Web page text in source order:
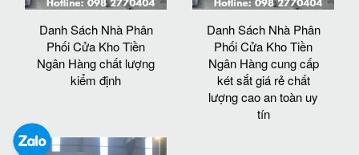
Danh Sách Nhà Phân
Phối Cửa Kho Tiền
Ngân Hàng chất lượng
kiểm định
Danh Sách Nhà Phân
Phối Cửa Kho Tiền
Ngân Hàng cung cấp
két sắt giá rẻ chất
lượng cao an toàn uy
tín